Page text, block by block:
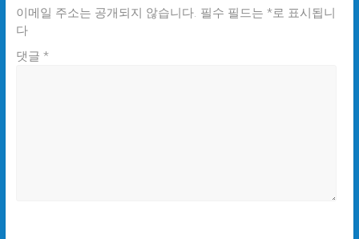
이메일 주소는 공개되지 않습니다. 필수 필드는 *로 표시됩니
다
댓글 *